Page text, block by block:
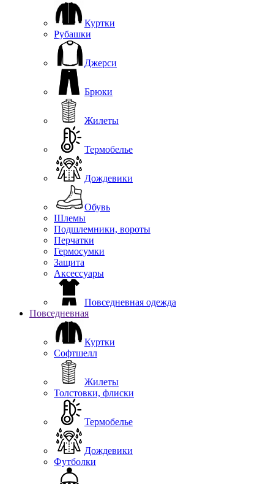
Куртки
Рубашки
Джерси
Брюки
Жилеты
Термобелье
Дождевики
Обувь
Шлемы
Подшлемники, вороты
Перчатки
Гермосумки
Защита
Аксессуары
Повседневная одежда
Повседневная
Куртки
Софтшелл
Жилеты
Толстовки, флиски
Термобелье
Дождевики
Футболки